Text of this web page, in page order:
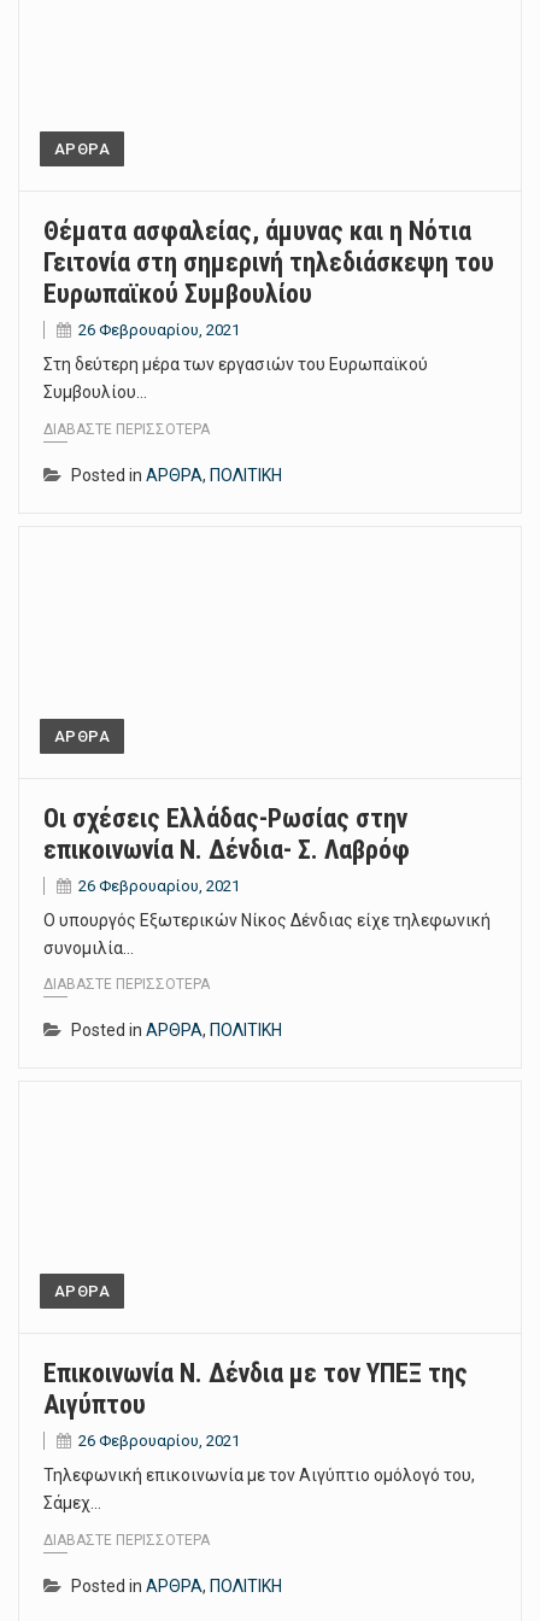
ΑΡΘΡΑ
Θέματα ασφαλείας, άμυνας και η Νότια
Γειτονία στη σημερινή τηλεδιάσκεψη του
Ευρωπαϊκού Συμβουλίου
26 Φεβρουαρίου, 2021
Στη δεύτερη μέρα των εργασιών του Ευρωπαϊκού
Συμβουλίου…
ΔΙΑΒΆΣΤΕ ΠΕΡΙΣΣΌΤΕΡΑ
Posted in ΑΡΘΡΑ, ΠΟΛΙΤΙΚΗ
ΑΡΘΡΑ
Οι σχέσεις Ελλάδας-Ρωσίας στην
επικοινωνία Ν. Δένδια- Σ. Λαβρόφ
26 Φεβρουαρίου, 2021
Ο υπουργός Εξωτερικών Νίκος Δένδιας είχε τηλεφωνική
συνομιλία…
ΔΙΑΒΆΣΤΕ ΠΕΡΙΣΣΌΤΕΡΑ
Posted in ΑΡΘΡΑ, ΠΟΛΙΤΙΚΗ
ΑΡΘΡΑ
Επικοινωνία Ν. Δένδια με τον ΥΠΕΞ της
Αιγύπτου
26 Φεβρουαρίου, 2021
Τηλεφωνική επικοινωνία με τον Αιγύπτιο ομόλογό του,
Σάμεχ…
ΔΙΑΒΆΣΤΕ ΠΕΡΙΣΣΌΤΕΡΑ
Posted in ΑΡΘΡΑ, ΠΟΛΙΤΙΚΗ